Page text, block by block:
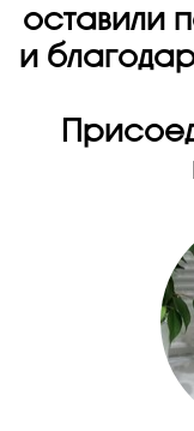
оставили
и